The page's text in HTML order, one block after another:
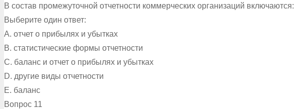
В состав промежуточной отчетности коммерческих организаций включаются:
Выберите один ответ:
A. отчет о прибылях и убытках
B. статистические формы отчетности
C. баланс и отчет о прибылях и убытках
D. другие виды отчетности
E. баланс
Вопрос 11